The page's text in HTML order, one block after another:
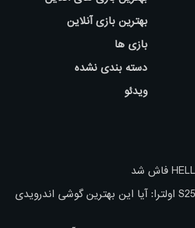
بهترین بازی آنلاین
بازی ها
دسته بندی نشده
ویدئو
تکفارس؛ بررسی گلکسی S25 اولترا: آیا این بهترین گوشی اندرویدی